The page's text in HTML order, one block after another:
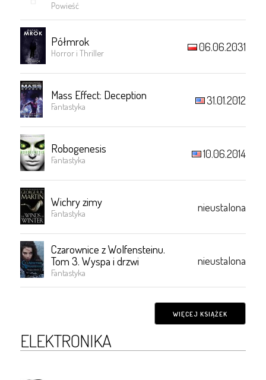
Powieść
Półmrok
Horror i Thriller 06.06.2031
Mass Effect: Deception
Fantastyka 31.01.2012
Robogenesis
Fantastyka 10.06.2014
Wichry zimy
Fantastyka nieustalona
Czarownice z Wolfensteinu.
Tom 3. Wyspa i drzwi
Fantastyka
nieustalona
WIĘCEJ KSIĄŻEK
ELEKTRONIKA